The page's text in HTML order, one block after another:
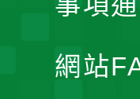
網站